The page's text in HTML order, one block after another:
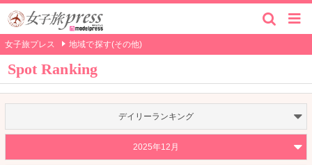
女子旅プレス 地域で探す(その他)
Spot Ranking
デイリーランキング
2025年12月